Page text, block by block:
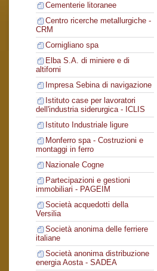
Cementerie litoranee
Centro ricerche metallurgiche -
CRM
Cornigliano spa
Elba S.A. di miniere e di
altiforni
Impresa Sebina di navigazione
Istituto case per lavoratori
dell'industria siderurgica - ICLIS
Istituto Industriale ligure
Monferro spa - Costruzioni e
montaggi in ferro
Nazionale Cogne
Partecipazioni e gestioni
immobiliari - PAGEIM
Società acquedotti della
Versilia
Società anonima delle ferriere
italiane
Società anonima distribuzione
energia Aosta - SADEA